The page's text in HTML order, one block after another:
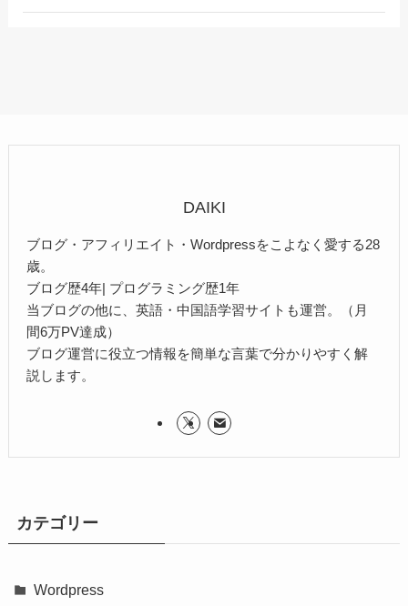
DAIKI
ブログ・アフィリエイト・Wordpressをこよなく愛する28
歳。
ブログ歴4年| プログラミング歴1年
当ブログの他に、英語・中国語学習サイトも運営。（月
間6万PV達成）
ブログ運営に役立つ情報を簡単な言葉で分かりやすく解
説します。
カテゴリー
Wordpress